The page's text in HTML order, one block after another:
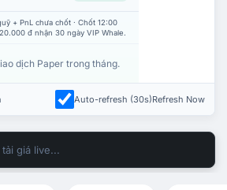
+ PnL chưa chốt · Chốt 12:00
đ nhận 30 ngày VIP Whale.
dịch Paper trong tháng.
Auto-refresh (30s)Refresh Now
giá live...